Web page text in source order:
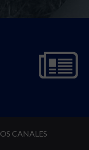
CANALES